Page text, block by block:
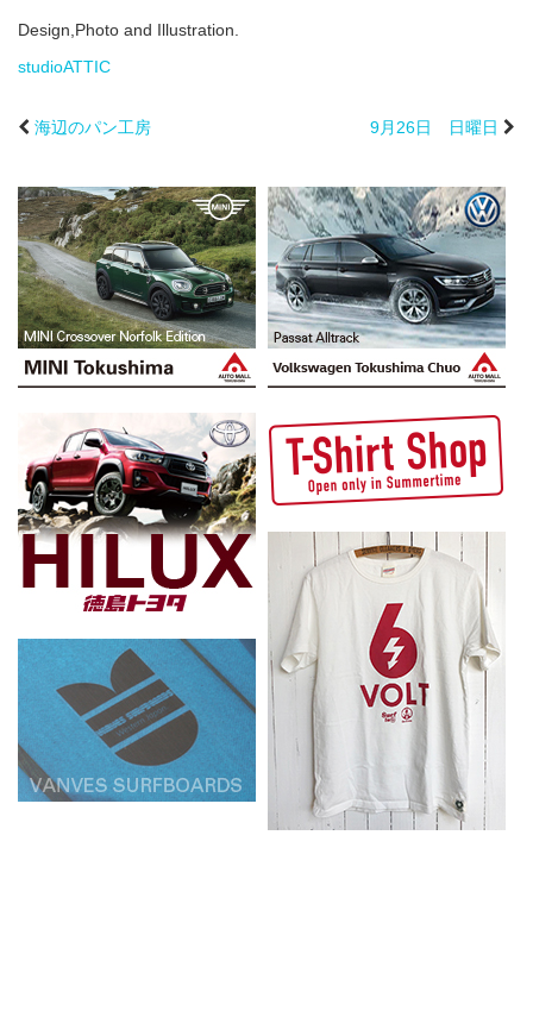
Design,Photo and Illustration.
studioATTIC
海辺のパン工房 9月26日 日曜日